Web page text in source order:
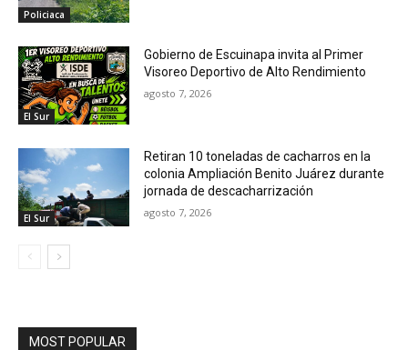
Policiaca
El Sur
Gobierno de Escuinapa invita al Primer
Visoreo Deportivo de Alto Rendimiento
agosto 7, 2026
El Sur
Retiran 10 toneladas de cacharros en la
colonia Ampliación Benito Juárez durante
jornada de descacharrización
agosto 7, 2026
MOST POPULAR